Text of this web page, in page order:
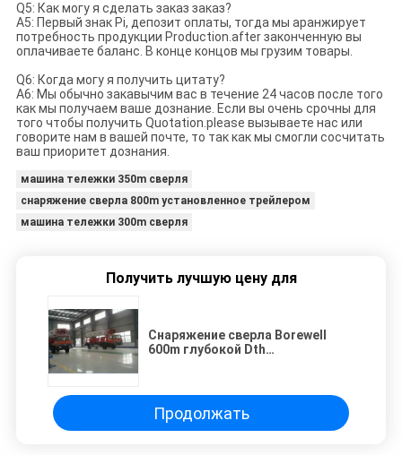
Q5: Как могу я сделать заказ заказ?
A5: Первый знак Pi, депозит оплаты, тогда мы аранжирует
потребность продукции Production.after законченную вы
оплачиваете баланс. В конце концов мы грузим товары.
Q6: Когда могу я получить цитату?
A6: Мы обычно закавычим вас в течение 24 часов после того
как мы получаем ваше дознание. Если вы очень срочны для
того чтобы получить Quotation.please вызываете нас или
говорите нам в вашей почте, то так как мы смогли сосчитать
ваш приоритет дознания.
машина тележки 350m сверля
снаряжение сверла 800m установленное трейлером
машина тележки 300m сверля
Получить лучшую цену для
Снаряжение сверла Borewell
600m глубокой Dth
Продолжать